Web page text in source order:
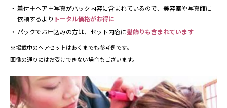
着付＋ヘア＋写真がパック内容に含まれているので、 美容室や写真館に
依頼するより トータル価格がお得に
パックでお申込みの方は、セット内容に髪飾りも含まれています
※掲載中のヘアセットはあくまでも参考例です。
画像の通りにはお受けできない場合もございます。